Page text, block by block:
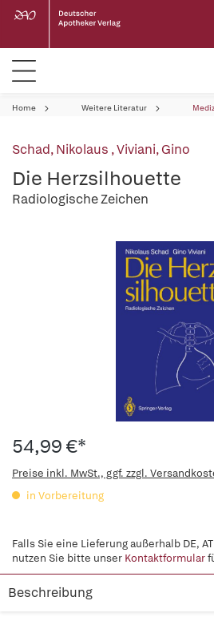
Home Weitere Literatur
Schad, Nikolaus ,Viviani, Gino
Die Herzsilhouette
Radiologische Zeichen
54,99 €*
Preise inkl. MwSt., ggf. zzgl.
in Vorbereitung
Falls Sie eine Lieferung außerhalb DE,
nutzen Sie bitte unser Kontaktformular
Beschreibung